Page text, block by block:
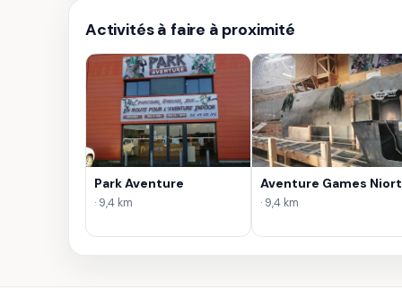
Activités à faire à proximité
Park Aventure
· 9,4 km
Aventure Games Niort
· 9,4 km